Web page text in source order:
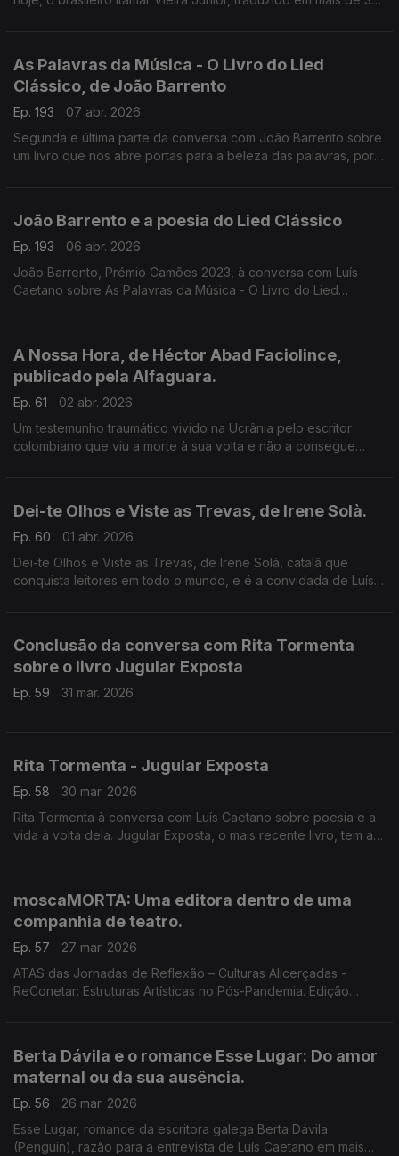
As Palavras da Música - O Livro do Lied
Clássico, de João Barrento
Ep. 193
07 abr. 2026
Segunda e última parte da conversa com João Barrento sobre
um livro que nos abre portas para a beleza das palavras, por
João Barrento e a poesia do Lied Clássico
Ep. 193
06 abr. 2026
João Barrento, Prémio Camões 2023, à conversa com Luís
Caetano sobre As Palavras da Música - O Livro do Lied
A Nossa Hora, de Héctor Abad Faciolince,
publicado pela Alfaguara.
Ep. 61
02 abr. 2026
Um testemunho traumático vivido na Ucrânia pelo escritor
colombiano que viu a morte à sua volta e não a consegue
Dei-te Olhos e Viste as Trevas, de Irene Solà.
Ep. 60
01 abr. 2026
Dei-te Olhos e Viste as Trevas, de Irene Solà, catalã que
conquista leitores em todo o mundo, e é a convidada de Luís
Conclusão da conversa com Rita Tormenta
sobre o livro Jugular Exposta
Ep. 59 31 mar. 2026
Rita Tormenta - Jugular Exposta
Ep. 58
30 mar. 2026
Rita Tormenta à conversa com Luís Caetano sobre poesia e a
vida à volta dela. Jugular Exposta, o mais recente livro, tem a
moscaMORTA: Uma editora dentro de uma
companhia de teatro.
Ep. 57
27 mar. 2026
ATAS das Jornadas de Reflexão – Culturas Alicerçadas -
ReConetar: Estruturas Artísticas no Pós-Pandemia. Edição
Berta Dávila e o romance Esse Lugar: Do amor
maternal ou da sua ausência.
Ep. 56
26 mar. 2026
Esse Lugar, romance da escritora galega Berta Dávila
(Penguin), razão para a entrevista de Luís Caetano em mais